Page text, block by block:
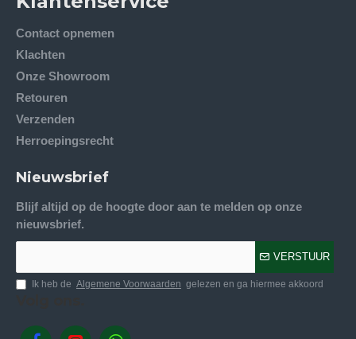
Contact opnemen
Klachten
Onze Showroom
Retouren
Verzenden
Herroepingsrecht
Nieuwsbrief
Blijf altijd op de hoogte door aan te melden op onze
nieuwsbrief.
VERSTUUR
Ik heb de Algemene Voorwaarden gelezen en ga hiermee akkoord